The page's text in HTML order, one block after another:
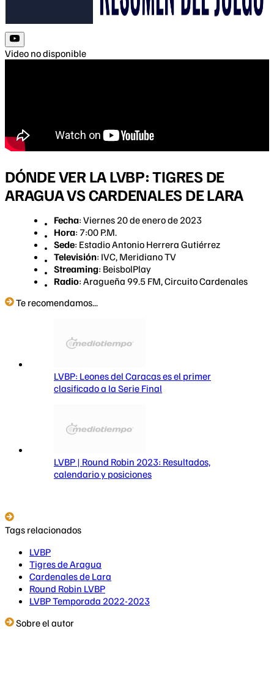
Video no disponible
DÓNDE VER LA LVBP: TIGRES DE
ARAGUA VS CARDENALES DE LARA
Fecha: Viernes 20 de enero de 2023
Hora: 7:00 P.M.
Sede: Estadio Antonio Herrera Gutiérrez
Televisión: IVC, Meridiano TV
Streaming: BeisbolPlay
Radio: Aragueña 99.5 FM, Circuito Cardenales
Te recomendamos...
LVBP: Leones del Caracas es el primer
clasificado a la Serie Final
LVBP | Round Robin 2023: Resultados,
calendario y posiciones
Tags relacionados
LVBP
Tigres de Aragua
Cardenales de Lara
Round Robin LVBP
LVBP Temporada 2022-2023
Sobre el autor